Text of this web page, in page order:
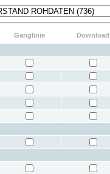
Ganglinie
Download